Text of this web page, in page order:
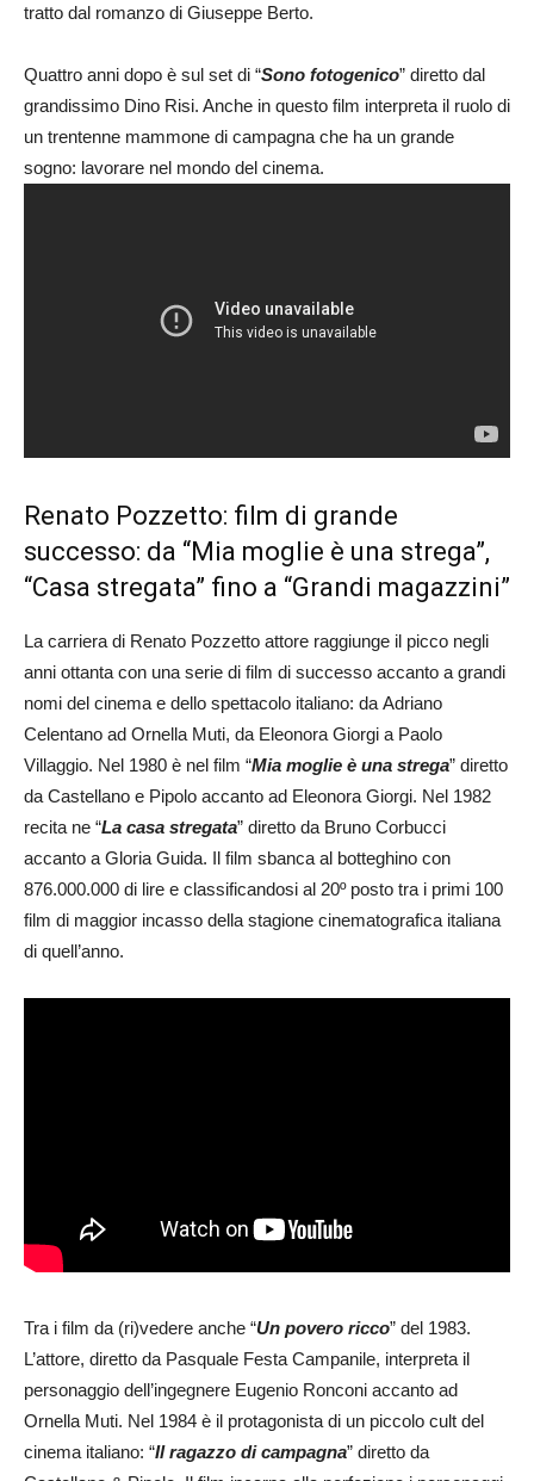
tratto dal romanzo di Giuseppe Berto.
Quattro anni dopo è sul set di “Sono fotogenico” diretto dal
grandissimo Dino Risi. Anche in questo film interpreta il ruolo di
un trentenne mammone di campagna che ha un grande
sogno: lavorare nel mondo del cinema.
Renato Pozzetto: film di grande
successo: da “Mia moglie è una strega”,
“Casa stregata” fino a “Grandi magazzini”
La carriera di Renato Pozzetto attore raggiunge il picco negli
anni ottanta con una serie di film di successo accanto a grandi
nomi del cinema e dello spettacolo italiano: da Adriano
Celentano ad Ornella Muti, da Eleonora Giorgi a Paolo
Villaggio. Nel 1980 è nel film “Mia moglie è una strega” diretto
da Castellano e Pipolo accanto ad Eleonora Giorgi. Nel 1982
recita ne “La casa stregata” diretto da Bruno Corbucci
accanto a Gloria Guida. Il film sbanca al botteghino con
876.000.000 di lire e classificandosi al 20º posto tra i primi 100
film di maggior incasso della stagione cinematografica italiana
di quell’anno.
Tra i film da (ri)vedere anche “Un povero ricco” del 1983.
L’attore, diretto da Pasquale Festa Campanile, interpreta il
personaggio dell’ingegnere Eugenio Ronconi accanto ad
Ornella Muti. Nel 1984 è il protagonista di un piccolo cult del
cinema italiano: “Il ragazzo di campagna” diretto da